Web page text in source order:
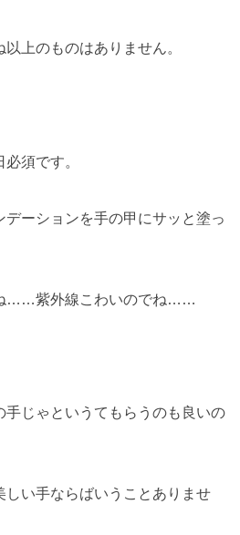
上のものはありません。
須です。
ーションを手の甲にサッと塗っ
……紫外線こわいのでね……
手じゃというてもらうのも良いの
しい手ならばいうことありませ